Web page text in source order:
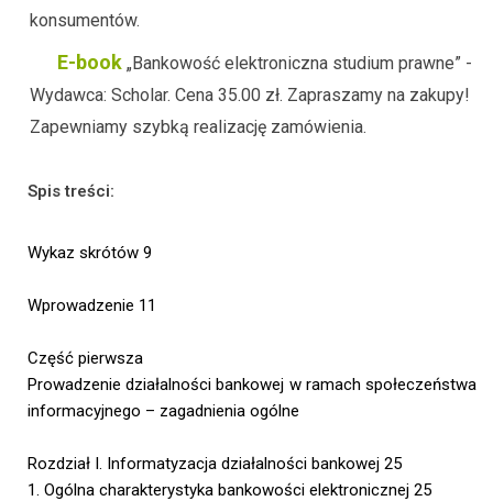
konsumentów.
E-book „Bankowość elektroniczna studium prawne” -
Wydawca: Scholar. Cena 35.00 zł. Zapraszamy na zakupy!
Zapewniamy szybką realizację zamówienia.
Spis treści:
Wykaz skrótów 9
Wprowadzenie 11
Część pierwsza
Prowadzenie działalności bankowej w ramach społeczeństwa
informacyjnego – zagadnienia ogólne
Rozdział I. Informatyzacja działalności bankowej 25
1. Ogólna charakterystyka bankowości elektronicznej 25